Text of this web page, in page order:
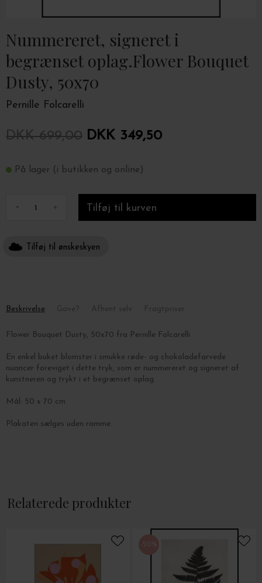
Nummereret, signeret i
begrænset oplag.Flower Bouquet
Dusty, 50x70
Pernille Folcarelli
DKK 699,00 DKK 349,50
På lager (i butikken og online)
- +
Tilføj til ønskeskyen
Beskrivelse
Flower Bouquet Dusty, 50x70 fra Pernille Folcarelli
En enkel buket blomster i smukke røde- og chokoladefarvede
nuancer foreviget i dette tryk, som er nummereret og signeret af
kunstneren og trykt i et begrænset oplag.
Mål: 50 x 70 cm.
Plakaten sælges uden ramme.
Relaterede produkter
-50%